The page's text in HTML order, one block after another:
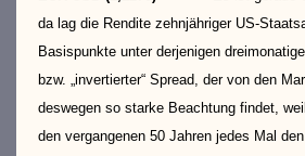
da lag die Rendite zehnjähriger US-
Basispunkte unter derjenigen
bzw. „invertierter“ Spread, der von den
deswegen so starke Beachtung findet,
den vergangenen 50 Jahren jedes Mal